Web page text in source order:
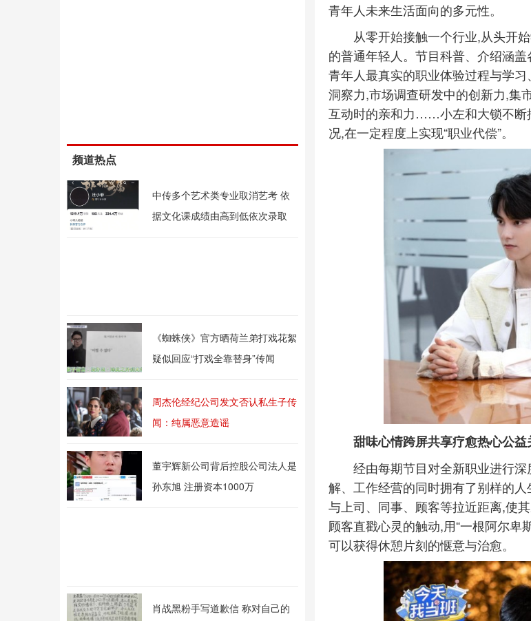
频道热点
中传多个艺术类专业取消艺考 依
据文化课成绩由高到低依次录取
《蜘蛛侠》官方晒荷兰弟打戏花絮
疑似回应“打戏全靠替身”传闻
周杰伦经纪公司发文否认私生子传
闻：纯属恶意造谣
董宇辉新公司背后控股公司法人是
孙东旭 注册资本1000万
肖战黑粉手写道歉信 称对自己的
青年人未来生活面向的多元性。
从零开始接触一个行业,从头开
的普通年轻人。节目科普、介绍涵
青年人最真实的职业体验过程与学
洞察力,市场调查研发中的创新力,集
互动时的亲和力……小左和大锁不断
况,在一定程度上实现“职业代偿”。
甜味心情跨屏共享疗愈热心公
经由每期节目对全新职业进行
解、工作经营的同时拥有了别样的
与上司、同事、顾客等拉近距离,使
顾客直戳心灵的触动,用“一根阿尔卑
可以获得休憩片刻的惬意与治愈。